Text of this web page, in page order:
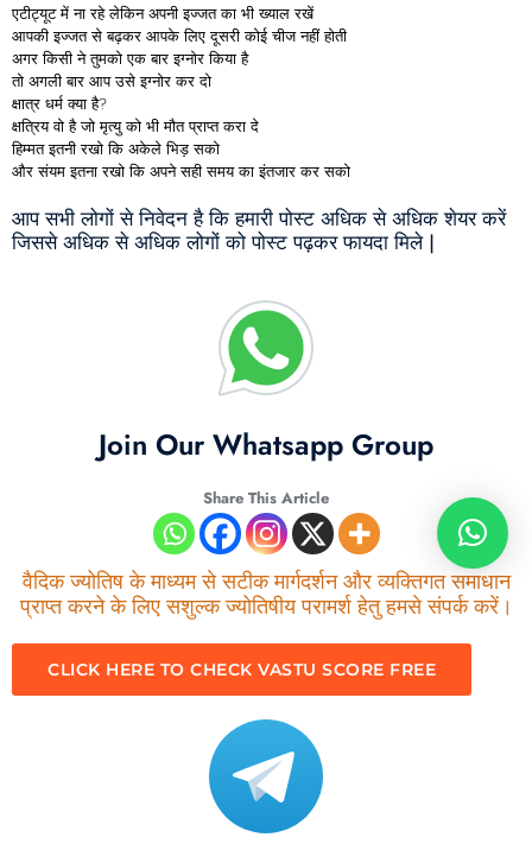
एटीट्यूट में ना रहे लेकिन अपनी इज्जत का भी ख्याल रखें
आपकी इज्जत से बढ़कर आपके लिए दूसरी कोई चीज नहीं होती
अगर किसी ने तुमको एक बार इग्नोर किया है
तो अगली बार आप उसे इग्नोर कर दो
क्षात्र धर्म क्या है?
क्षत्रिय वो है जो मृत्यु को भी मौत प्राप्त करा दे
हिम्मत इतनी रखो कि अकेले भिड़ सको
और संयम इतना रखो कि अपने सही समय का इंतजार कर सको
आप सभी लोगों से निवेदन है कि हमारी पोस्ट अधिक से अधिक शेयर करें
जिससे अधिक से अधिक लोगों को पोस्ट पढ़कर फायदा मिले |
Join Our Whatsapp Group
Share This Article
वैदिक ज्योतिष के माध्यम से सटीक मार्गदर्शन और व्यक्तिगत समाधान
प्राप्त करने के लिए सशुल्क ज्योतिषीय परामर्श हेतु हमसे संपर्क करें।
CLICK HERE TO CHECK VASTU SCORE FREE